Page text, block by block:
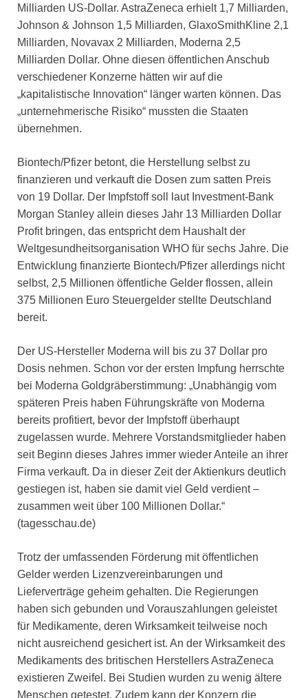
Milliarden US-Dollar. AstraZeneca erhielt 1,7 Milliarden,
Johnson & Johnson 1,5 Milliarden, GlaxoSmithKline 2,1
Milliarden, Novavax 2 Milliarden, Moderna 2,5
Milliarden Dollar. Ohne diesen öffentlichen Anschub
verschiedener Konzerne hätten wir auf die
„kapitalistische Innovation“ länger warten können. Das
„unternehmerische Risiko“ mussten die Staaten
übernehmen.
Biontech/Pfizer betont, die Herstellung selbst zu
finanzieren und verkauft die Dosen zum satten Preis
von 19 Dollar. Der Impfstoff soll laut Investment-Bank
Morgan Stanley allein dieses Jahr 13 Milliarden Dollar
Profit bringen, das entspricht dem Haushalt der
Weltgesundheitsorganisation WHO für sechs Jahre. Die
Entwicklung finanzierte Biontech/Pfizer allerdings nicht
selbst, 2,5 Millionen öffentliche Gelder flossen, allein
375 Millionen Euro Steuergelder stellte Deutschland
bereit.
Der US-Hersteller Moderna will bis zu 37 Dollar pro
Dosis nehmen. Schon vor der ersten Impfung herrschte
bei Moderna Goldgräberstimmung: „Unabhängig vom
späteren Preis haben Führungskräfte von Moderna
bereits profitiert, bevor der Impfstoff überhaupt
zugelassen wurde. Mehrere Vorstandsmitglieder haben
seit Beginn dieses Jahres immer wieder Anteile an ihrer
Firma verkauft. Da in dieser Zeit der Aktienkurs deutlich
gestiegen ist, haben sie damit viel Geld verdient –
zusammen weit über 100 Millionen Dollar.“
(tagesschau.de)
Trotz der umfassenden Förderung mit öffentlichen
Gelder werden Lizenzvereinbarungen und
Lieferverträge geheim gehalten. Die Regierungen
haben sich gebunden und Vorauszahlungen geleistet
für Medikamente, deren Wirksamkeit teilweise noch
nicht ausreichend gesichert ist. An der Wirksamkeit des
Medikaments des britischen Herstellers AstraZeneca
existieren Zweifel. Bei Studien wurden zu wenig ältere
Menschen getestet. Zudem kann der Konzern die